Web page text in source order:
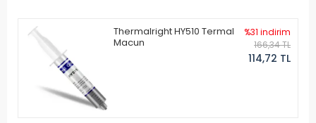
Thermalright HY510 Termal
Macun
%31 indirim
166,34 TL
114,72 TL